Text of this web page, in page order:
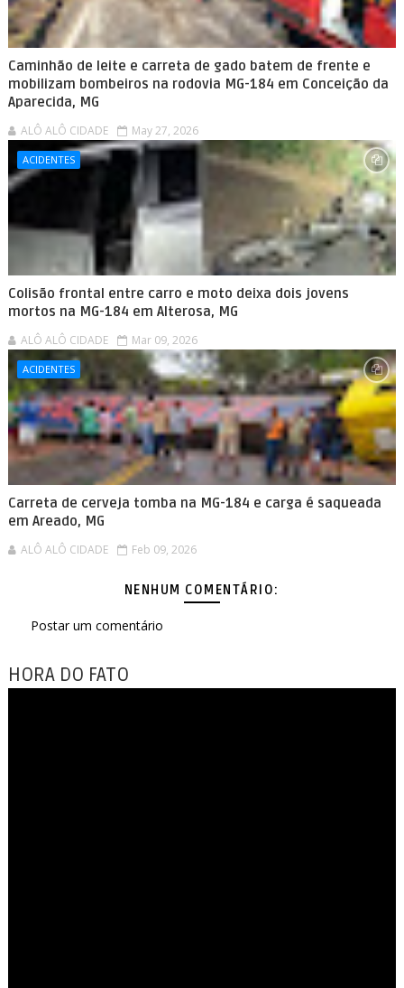
Caminhão de leite e carreta de gado batem de frente e
mobilizam bombeiros na rodovia MG-184 em Conceição da
Aparecida, MG
ALÔ ALÔ CIDADE May 27, 2026
ACIDENTES
Colisão frontal entre carro e moto deixa dois jovens
mortos na MG-184 em Alterosa, MG
ALÔ ALÔ CIDADE Mar 09, 2026
ACIDENTES
Carreta de cerveja tomba na MG-184 e carga é saqueada
em Areado, MG
ALÔ ALÔ CIDADE Feb 09, 2026
NENHUM COMENTÁRIO:
Postar um comentário
HORA DO FATO